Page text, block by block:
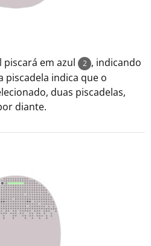
em azul 2 , indicando
piscadela indica que o
duas piscadelas,
diante.